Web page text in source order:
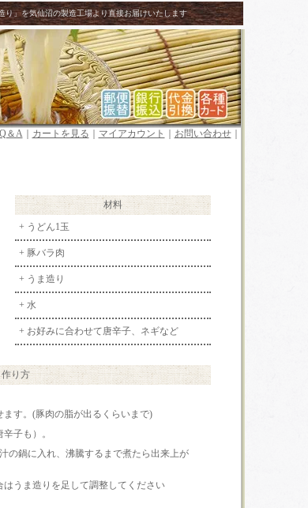
り」を気仙沼の製造工場より直接お届けいたします
Q＆A｜ カートを見る マイアカウント お問い合わせ｜
材料
+ うどん1玉
+ 豚バラ肉
+ うま造り
+ 水
+ お好みに合わせて唐辛子、ネギなど
作り方
す。(豚肉の脂が出るくらいまで)
子も）。
の鍋に入れ、沸騰するまで煮たら出来上が
うま造りを足して調整してください